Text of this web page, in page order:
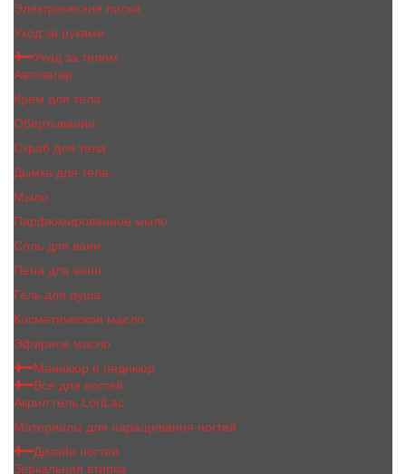
Электрические пилки
Уход за руками
Уход за телом
Автозагар
Крем для тела
Обертывание
Скраб для тела
Дымка для тела
Мыло
Парфюмированное мыло
Соль для ванн
Пена для ванн
Гель для душа
Косметическое масло
Эфирное масло
Маникюр и педикюр
Все для ногтей
Акрил гель LoriLac
Материалы для наращивания ногтей
Дизайн ногтей
Зеркальная втирка